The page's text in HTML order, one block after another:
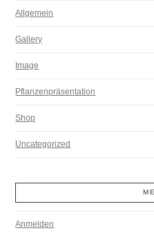
Allgemein
Gallery
Image
Pflanzenpräsentation
Shop
Uncategorized
Anmelden